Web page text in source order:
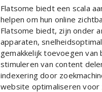
Flatsome biedt een scala
helpen om hun online
Flatsome biedt, zijn onder
apparaten,
gemakkelijk toevoegen
stimuleren van content
indexering door
website optimaliseren voor